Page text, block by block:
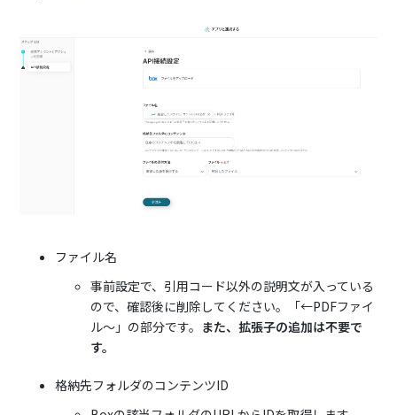
ファイル名
事前設定で、引用コード以外の説明文が入っている
ので、確認後に削除してください。「←PDFファイ
ル〜」の部分です。 また、拡張子の追加は不要で
す。
格納先フォルダのコンテンツID